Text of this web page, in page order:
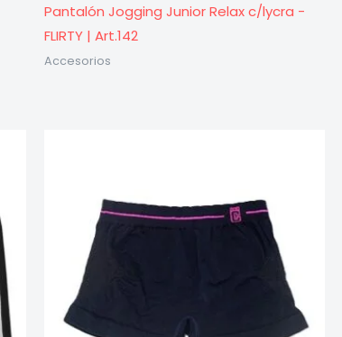
Pantalón Jogging Junior Relax c/lycra -
FLIRTY | Art.142
Accesorios